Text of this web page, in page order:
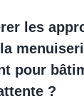
les
pour
?